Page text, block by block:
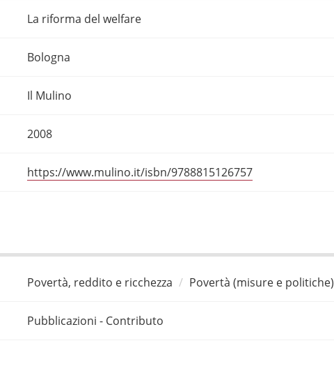
La riforma del welfare
Bologna
Il Mulino
2008
https://www.mulino.it/isbn/9788815126757
Povertà, reddito e ricchezza Povertà (misure e politiche)
Pubblicazioni - Contributo